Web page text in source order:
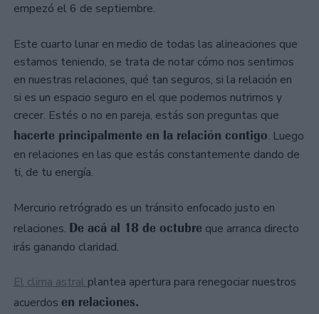
empezó el 6 de septiembre.
Este cuarto lunar en medio de todas las alineaciones que
estamos teniendo, se trata de notar cómo nos sentimos
en nuestras relaciones, qué tan seguros, si la relación en
si es un espacio seguro en el que podemos nutrirnos y
crecer. Estés o no en pareja, estás son preguntas que
hacerte principalmente en la relación contigo. Luego
en relaciones en las que estás constantemente dando de
ti, de tu energía.
Mercurio retrógrado es un tránsito enfocado justo en
relaciones. De acá al 18 de octubre que arranca directo
irás ganando claridad.
El clima astral plantea apertura para renegociar nuestros
acuerdos en relaciones.